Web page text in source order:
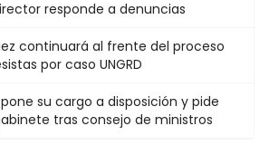
responde a denuncias
continuará al frente del proceso
por caso UNGRD
su cargo a disposición y pide
tras consejo de ministros